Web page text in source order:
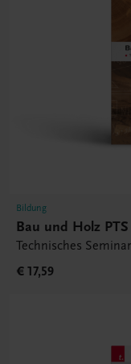
Bildung
Bau und Holz PTS
Technisches Seminar
€ 17,59